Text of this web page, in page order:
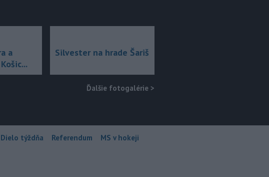
a
Silvester na hrade Šariš
Ďalšie fotogalérie >
Dielo týždňa Referendum MS v hokeji